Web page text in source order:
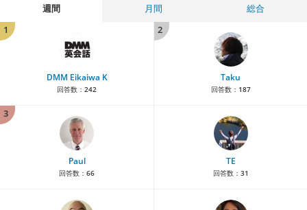
週間 月間
総合
1
DMM Eikaiwa K
回答数： 242
2
Taku
回答数： 187
3
Paul
回答数： 66
TE
回答数： 31